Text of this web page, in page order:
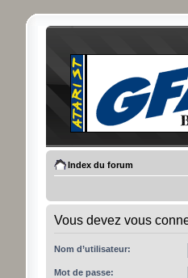
Index du forum
Vous devez vous
Nom d’utilisateur:
Mot de passe: